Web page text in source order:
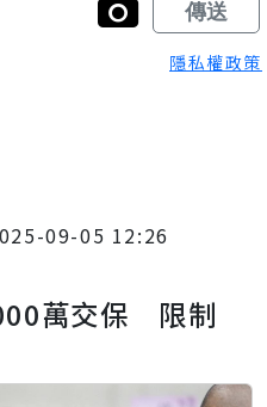
隱私權政策
09-05 12:26
萬交保 限制